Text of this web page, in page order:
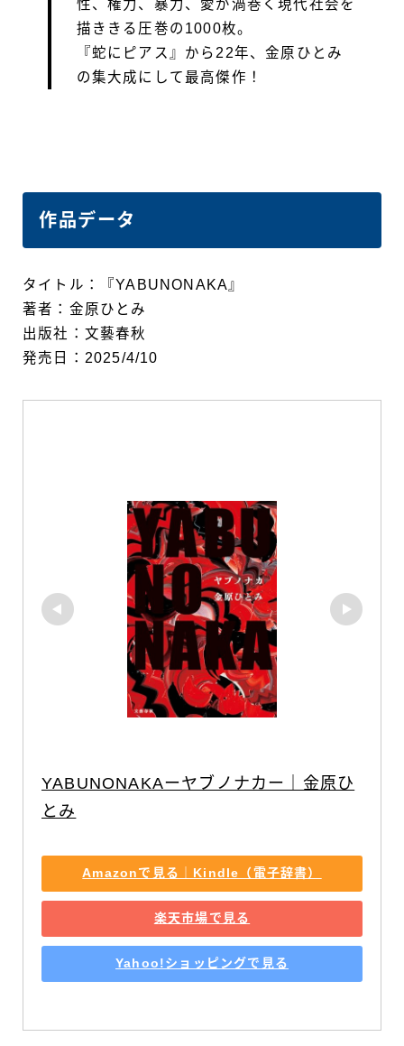
性、権力、暴力、愛が渦巻く現代社会を
描ききる圧巻の1000枚。
『蛇にピアス』から22年、金原ひとみ
の集大成にして最高傑作！
作品データ
タイトル：『YABUNONAKA』
著者：金原ひとみ
出版社：文藝春秋
発売日：2025/4/10
YABUNONAKAーヤブノナカー｜金原ひ
とみ
Amazonで見る｜Kindle（電子辞書）
楽天市場で見る
Yahoo!ショッピングで見る